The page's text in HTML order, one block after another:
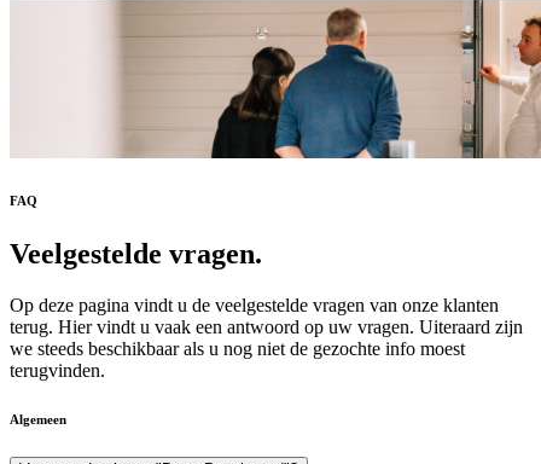
FAQ
Veelgestelde vragen.
Op deze pagina vindt u de veelgestelde vragen van onze klanten
terug. Hier vindt u vaak een antwoord op uw vragen. Uiteraard zijn
we steeds beschikbaar als u nog niet de gezochte info moest
terugvinden.
Algemeen